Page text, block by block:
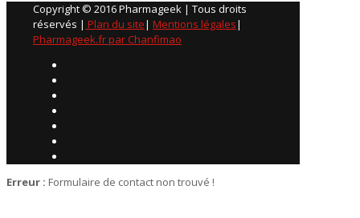
Copyright © 2016 Pharmageek | Tous droits
réservés | Plan du site| Mentions légales|
Pharmageek.fr par Chanfimao
Erreur : Formulaire de contact non trouvé !